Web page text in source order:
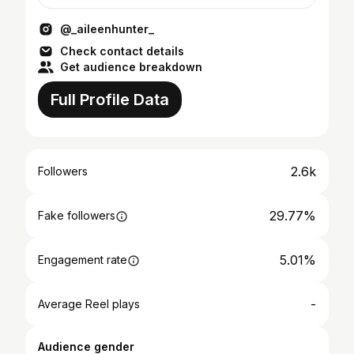
@_aileenhunter_
Check contact details
Get audience breakdown
Full Profile Data
Followers 2.6k
Fake followers 29.77%
Engagement rate 5.01%
Average Reel plays -
Audience gender